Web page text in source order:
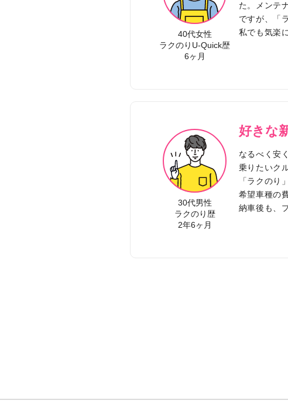
40代女性
ラクのりU-Quick歴
6ヶ月
た。メンテ
ですが、「
私でも気楽
30代男性
ラクのり歴
2年6ヶ月
好きな
なるべく安
乗りたいク
「ラクのり
希望車種の
納車後も、